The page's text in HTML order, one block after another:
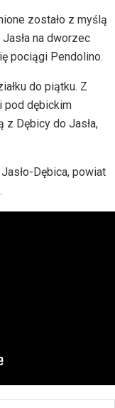
zostało z myślą
na dworzec
pociągi Pendolino.
do piątku. Z
pod dębickim
z Dębicy do Jasła,
Dębica, powiat